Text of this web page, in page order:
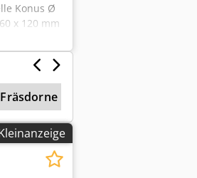
Konus Ø
x 120 mm
Fräsdorne